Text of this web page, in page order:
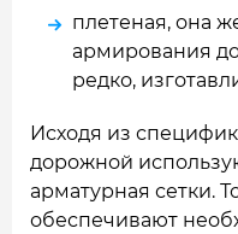
плетеная, она
армирования
редко,
Исходя из
дорожной
арматурная сетки.
обеспечивают